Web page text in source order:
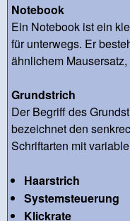
Notebook
Ein Notebook ist ein
für unterwegs. Er
ähnlichem
Grundstrich
Der Begriff des
bezeichnet den
Schriftarten mit
Haarstrich
Systemsteuerung
Klickrate